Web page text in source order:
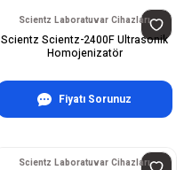
Scientz Laboratuvar Cihazları
Scientz Scientz-2400F Ultrasonik
Homojenizatör
Fiyatı Sorunuz
Scientz Laboratuvar Cihazları